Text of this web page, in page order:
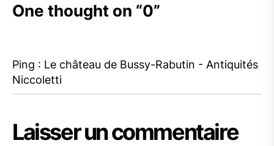
One thought on “0”
Ping : Le château de Bussy-Rabutin - Antiquités
Niccoletti
Laisser un commentaire